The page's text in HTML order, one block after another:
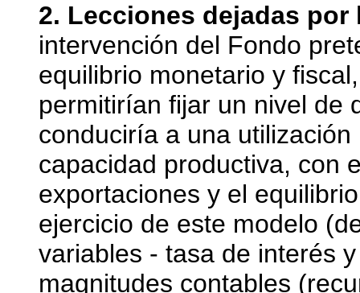
2. Lecciones dejadas
intervención del Fondo
equilibrio monetario y
permitirían fijar un nivel de
conduciría a una
capacidad productiva, con
exportaciones y el
ejercicio de este modelo
variables - tasa de interés
magnitudes contables